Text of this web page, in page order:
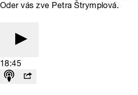
Oder vás zve Petra Štrymplová.
18:45